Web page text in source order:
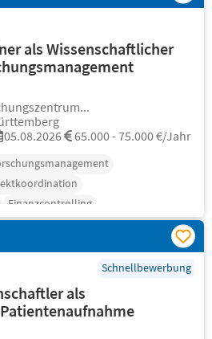
als Wissenschaftlicher
05.08.2026 65.000 - 75.000 €/Jahr
Finanzcontrolling
Schnellbewerbung
als